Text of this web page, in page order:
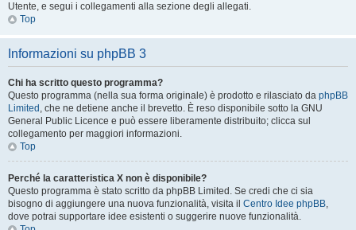
Utente, e segui i collegamenti alla sezione degli allegati.
Top
Informazioni su phpBB 3
Chi ha scritto questo programma?
Questo programma (nella sua forma originale) è prodotto e rilasciato da phpBB
Limited , che ne detiene anche il brevetto. È reso disponibile sotto la GNU
General Public Licence e può essere liberamente distribuito; clicca sul
collegamento per maggiori informazioni.
Top
Perché la caratteristica X non è disponibile?
Questo programma è stato scritto da phpBB Limited. Se credi che ci sia
bisogno di aggiungere una nuova funzionalità, visita il Centro Idee phpBB,
dove potrai supportare idee esistenti o suggerire nuove funzionalità.